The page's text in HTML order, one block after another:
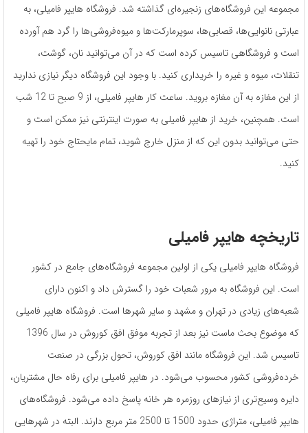
مجموعه این فروشگاه‌های زنجیره‌ای گذاشته شد. فروشگاه هایپر فامیلی، به
عبارتی نانوایی‌ها، قصابی‌ها، سوپرمارکت‌ها و میوه‌فروشی‌ها را گرد هم آورده
است و فروشگاهی تاسیس کرده است که در آن می‌توانید نان، گوشت،
تنقلات، میوه و غیره را خریداری کنید. با وجود این فروشگاه دیگر نیازی ندارید
از این مغازه به آن مغازه بروید. ساعت کار هایپر فامیلی، از 9 صبح تا 12 شب
است. همچنین، خرید از هایپر فامیلی به صورت اینترنتی نیز ممکن است و
حتی می‌توانید بدون این که از منزل خارج شوید، تمام مایحتاج خود را تهیه
کنید.
تاریخچه هایپر فامیلی
فروشگاه هایپر فامیلی یکی از اولین مجموعه فروشگاه‌های جامع در کشور
است. این فروشگاه به مرور شعبات خود را گسترش داد و اکنون دارای
شعبه‌های زیادی در تهران و مشهد و سایر شهرها است. فروشگاه هایپر فامیلی
که موضوع بحث ماست نیز بعد از تجربه موفق افق کوروش در سال 1396
تاسیس شد. این فروشگاه مانند افق کوروش، تحول بزرگی در صنعت
خرده‌فروشی کشور محسوب می‌شود. در هایپر فامیلی برای رفاه حال مشتریان،
دایره وسیع‌تری از نیازهای روزمره هر خانه پاسخ داده می‌شود. فروشگاه‌های
هایپر فامیلی، متراژی حدود 1500 تا 2500 متر مربع دارند. البته در شهرهایی